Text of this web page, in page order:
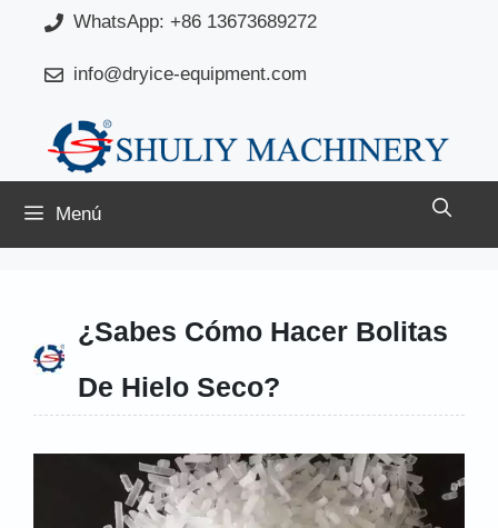
contenido
WhatsApp: +86 13673689272
info@dryice-equipment.com
Menú
¿Sabes Cómo Hacer Bolitas
De Hielo Seco?